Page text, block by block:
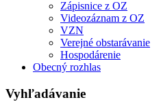
Zápisnice z OZ
Videozáznam z OZ
VZN
Verejné obstarávanie
Hospodárenie
Obecný rozhlas
Vyhľadávanie